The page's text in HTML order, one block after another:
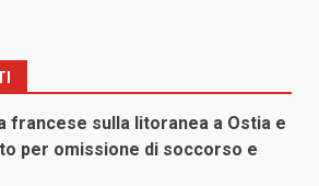
francese sulla litoranea a Ostia e
per omissione di soccorso e